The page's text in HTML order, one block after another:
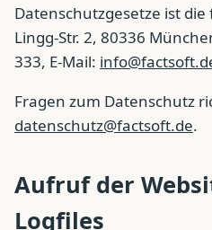
Datenschutzgesetze ist
Lingg-Str. 2, 80336
333, E-Mail:
Fragen zum Datenschutz
datenschutz@factsoft.de.
Aufruf der
Logfiles